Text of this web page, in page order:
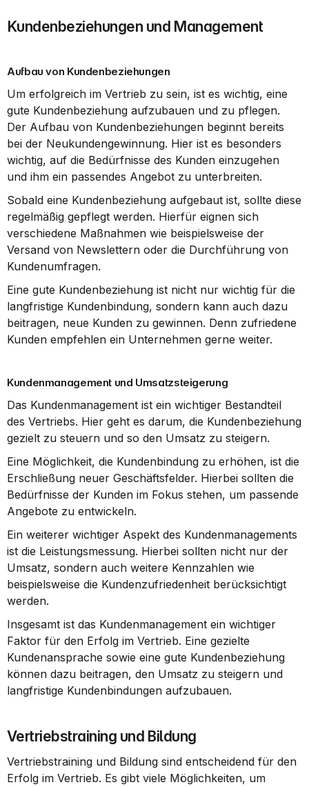
Kundenbeziehungen und Management
Aufbau von Kundenbeziehungen
Um erfolgreich im Vertrieb zu sein, ist es wichtig, eine
gute Kundenbeziehung aufzubauen und zu pflegen.
Der Aufbau von Kundenbeziehungen beginnt bereits
bei der Neukundengewinnung. Hier ist es besonders
wichtig, auf die Bedürfnisse des Kunden einzugehen
und ihm ein passendes Angebot zu unterbreiten.
Sobald eine Kundenbeziehung aufgebaut ist, sollte diese
regelmäßig gepflegt werden. Hierfür eignen sich
verschiedene Maßnahmen wie beispielsweise der
Versand von Newslettern oder die Durchführung von
Kundenumfragen.
Eine gute Kundenbeziehung ist nicht nur wichtig für die
langfristige Kundenbindung, sondern kann auch dazu
beitragen, neue Kunden zu gewinnen. Denn zufriedene
Kunden empfehlen ein Unternehmen gerne weiter.
Kundenmanagement und Umsatzsteigerung
Das Kundenmanagement ist ein wichtiger Bestandteil
des Vertriebs. Hier geht es darum, die Kundenbeziehung
gezielt zu steuern und so den Umsatz zu steigern.
Eine Möglichkeit, die Kundenbindung zu erhöhen, ist die
Erschließung neuer Geschäftsfelder. Hierbei sollten die
Bedürfnisse der Kunden im Fokus stehen, um passende
Angebote zu entwickeln.
Ein weiterer wichtiger Aspekt des Kundenmanagements
ist die Leistungsmessung. Hierbei sollten nicht nur der
Umsatz, sondern auch weitere Kennzahlen wie
beispielsweise die Kundenzufriedenheit berücksichtigt
werden.
Insgesamt ist das Kundenmanagement ein wichtiger
Faktor für den Erfolg im Vertrieb. Eine gezielte
Kundenansprache sowie eine gute Kundenbeziehung
können dazu beitragen, den Umsatz zu steigern und
langfristige Kundenbindungen aufzubauen.
Vertriebstraining und Bildung
Vertriebstraining und Bildung sind entscheidend für den
Erfolg im Vertrieb. Es gibt viele Möglichkeiten, um